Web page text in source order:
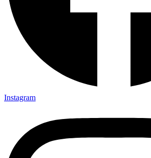
Instagram